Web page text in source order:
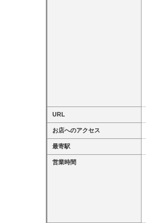
URL
お店へのアクセス
最寄駅
営業時間